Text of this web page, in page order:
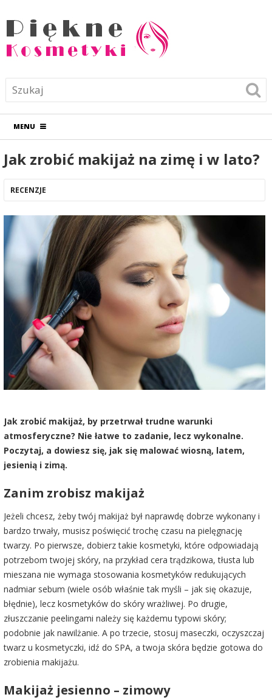
MENU
Jak zrobić makijaż na zimę i w lato?
RECENZJE
Jak zrobić makijaż, by przetrwał trudne warunki
atmosferyczne? Nie łatwe to zadanie, lecz wykonalne.
Poczytaj, a dowiesz się, jak się malować wiosną, latem,
jesienią i zimą.
Zanim zrobisz makijaż
Jeżeli chcesz, żeby twój makijaż był naprawdę dobrze wykonany i
bardzo trwały, musisz poświęcić trochę czasu na pielęgnację
twarzy. Po pierwsze, dobierz takie kosmetyki, które odpowiadają
potrzebom twojej skóry, na przykład cera trądzikowa, tłusta lub
mieszana nie wymaga stosowania kosmetyków redukujących
nadmiar sebum (wiele osób właśnie tak myśli – jak się okazuje,
błędnie), lecz kosmetyków do skóry wrażliwej. Po drugie,
złuszczanie peelingami należy się każdemu typowi skóry;
podobnie jak nawilżanie. A po trzecie, stosuj maseczki, oczyszczaj
twarz u kosmetyczki, idź do SPA, a twoja skóra będzie gotowa do
zrobienia makijażu.
Makijaż jesienno – zimowy